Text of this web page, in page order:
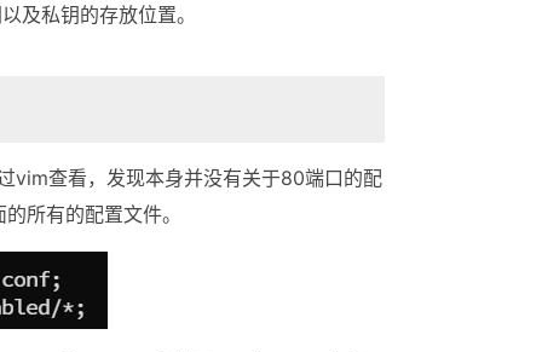
及私钥的存放位置。
查看，发现本身并没有关于80端口的配
所有的配置文件。